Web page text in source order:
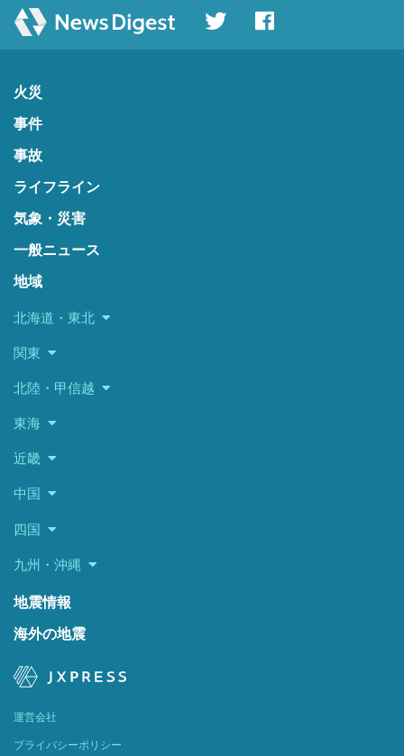
火災
事件
事故
ライフライン
気象・災害
一般ニュース
地域
北海道・東北
関東
北陸・甲信越
東海
近畿
中国
四国
九州・沖縄
地震情報
海外の地震
運営会社
プライバシーポリシー